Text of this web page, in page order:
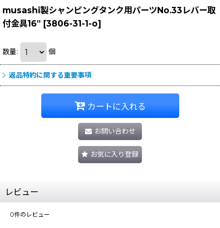
musashi製シャンピングタンク用パーツNo.33レバー取
付金具16" [3806-31-1-o]
数量: 個
返品特約に関する重要事項
カートに入れる
お問い合わせ
お気に入り登録
レビュー
0件のレビュー